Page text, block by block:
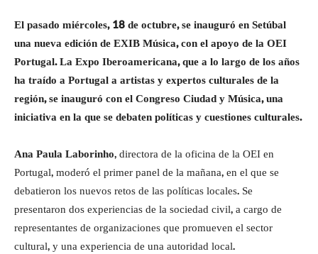
El pasado miércoles, 18 de octubre, se inauguró en Setúbal
una nueva edición de EXIB Música, con el apoyo de la OEI
Portugal. La Expo Iberoamericana, que a lo largo de los años
ha traído a Portugal a artistas y expertos culturales de la
región, se inauguró con el Congreso Ciudad y Música, una
iniciativa en la que se debaten políticas y cuestiones culturales.
Ana Paula Laborinho, directora de la oficina de la OEI en
Portugal, moderó el primer panel de la mañana, en el que se
debatieron los nuevos retos de las políticas locales. Se
presentaron dos experiencias de la sociedad civil, a cargo de
representantes de organizaciones que promueven el sector
cultural, y una experiencia de una autoridad local.